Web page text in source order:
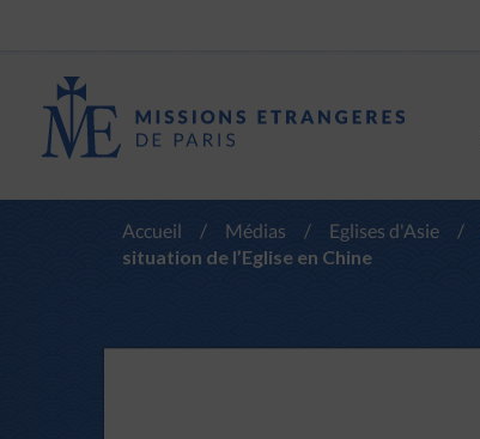
Accueil / Médias / Eglises d'Asie /
situation de l’Eglise en Chine